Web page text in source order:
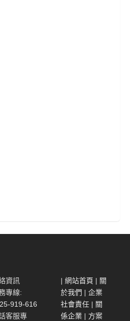
資訊
專線:
919-616
客服專
| 網站首頁 | 關
於我們 | 企業
社會責任| 關
係企業| 方案